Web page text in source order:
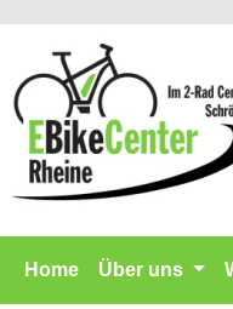
Zur
Home Über uns